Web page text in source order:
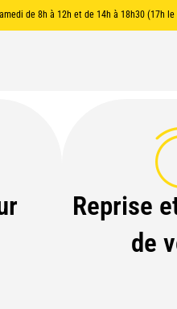
de 8h à 12h et de 14h à 18h30 (17h le
Reprise
de